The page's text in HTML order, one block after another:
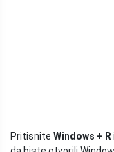
Pritisnite Windows + R